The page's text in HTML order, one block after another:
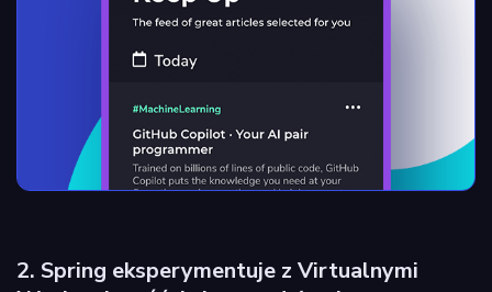
2. Spring eksperymentuje z Virtualnymi